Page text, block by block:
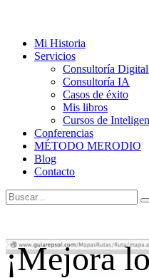
Mi Historia
Servicios
Consultoría
Consultoría IA
Casos de éxito
Mis libros
Cursos de
Conferencias
MÉTODO MERODIO
Blog
Contacto
¡Mejora